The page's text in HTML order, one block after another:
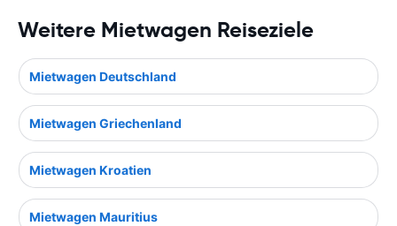
Weitere Mietwagen Reiseziele
Mietwagen Deutschland
Mietwagen Griechenland
Mietwagen Kroatien
Mietwagen Mauritius